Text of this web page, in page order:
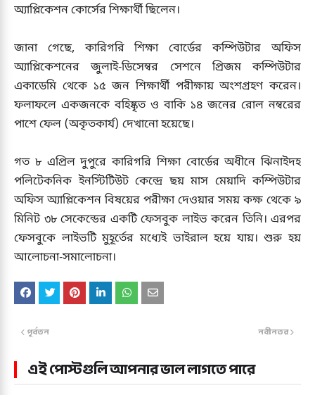
অ্যাপ্লিকেশন কোর্সের শিক্ষার্থী ছিলেন।
জানা গেছে, কারিগরি শিক্ষা বোর্ডের কম্পিউটার অফিস
অ্যাপ্লিকেশনের জুলাই-ডিসেম্বর সেশনে প্রিজম কম্পিউটার
একাডেমি থেকে ১৫ জন শিক্ষার্থী পরীক্ষায় অংশগ্রহণ করেন।
ফলাফলে একজনকে বহিষ্কৃত ও বাকি ১৪ জনের রোল নম্বরের
পাশে ফেল (অকৃতকার্য) দেখানো হয়েছে।
গত ৮ এপ্রিল দুপুরে কারিগরি শিক্ষা বোর্ডের অধীনে ঝিনাইদহ
পলিটেকনিক ইনস্টিটিউট কেন্দ্রে ছয় মাস মেয়াদি কম্পিউটার
অফিস অ্যাপ্লিকেশন বিষয়ের পরীক্ষা দেওয়ার সময় কক্ষ থেকে ৯
মিনিট ৩৮ সেকেন্ডের একটি ফেসবুক লাইভ করেন তিনি। এরপর
ফেসবুকে লাইভটি মুহূর্তের মধ্যেই ভাইরাল হয়ে যায়। শুরু হয়
আলোচনা-সমালোচনা।
নবীনতর
পূর্বতন
এই পোস্টগুলি আপনার ভাল লাগতে পারে